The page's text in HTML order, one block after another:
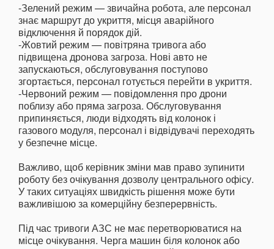
-Зелений режим — звичайна робота, але персонал
знає маршрут до укриття, місця аварійного
відключення й порядок дій.
-Жовтий режим — повітряна тривога або
підвищена дронова загроза. Нові авто не
запускаються, обслуговування поступово
згортається, персонал готується перейти в укриття.
-Червоний режим — повідомлення про дрони
поблизу або пряма загроза. Обслуговування
припиняється, люди відходять від колонок і
газового модуля, персонал і відвідувачі переходять
у безпечне місце.
Важливо, щоб керівник зміни мав право зупинити
роботу без очікування дозволу центрального офісу.
У таких ситуаціях швидкість рішення може бути
важливішою за комерційну безперервність.
Під час тривоги АЗС не має перетворюватися на
місце очікування. Черга машин біля колонок або